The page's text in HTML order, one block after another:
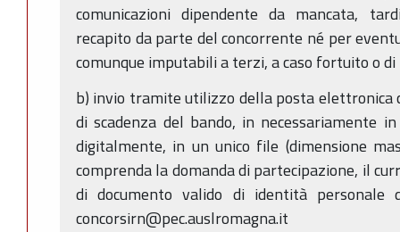
comunicazioni dipendente da mancata,
recapito da parte del concorrente né per
comunque imputabili a terzi, a caso fortuito o
b) invio tramite utilizzo della posta elettronica
di scadenza del bando, in necessariamente
digitalmente, in un unico file (dimensione
comprenda la domanda di partecipazione, il
di documento valido di identità personale
concorsirn@pec.auslromagna.it